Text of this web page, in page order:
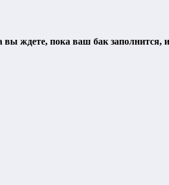
ждете, пока ваш бак заполнится,